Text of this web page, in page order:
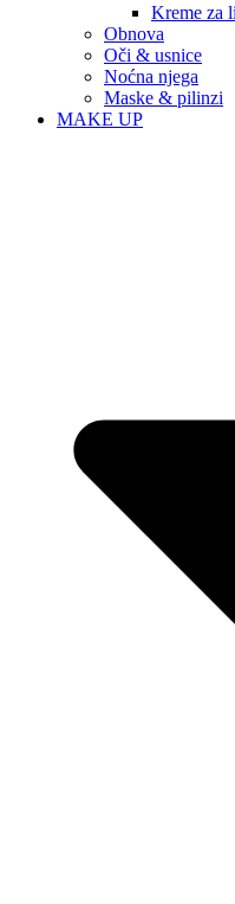
Kreme za
Obnova
Oči & usnice
Noćna njega
Maske & pilinzi
MAKE UP